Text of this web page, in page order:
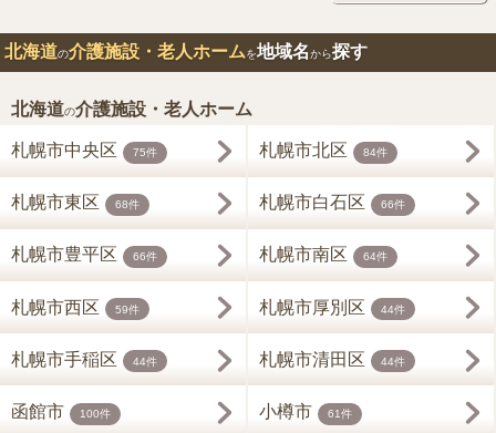
北海道の介護施設・老人ホームを地域名から探す
北海道の介護施設・老人ホーム
札幌市中央区 75件 札幌市北区 84件
札幌市東区 68件 札幌市白石区 66件
札幌市豊平区 66件 札幌市南区 64件
札幌市西区 59件 札幌市厚別区 44件
札幌市手稲区 44件 札幌市清田区 44件
函館市 100件 小樽市 61件